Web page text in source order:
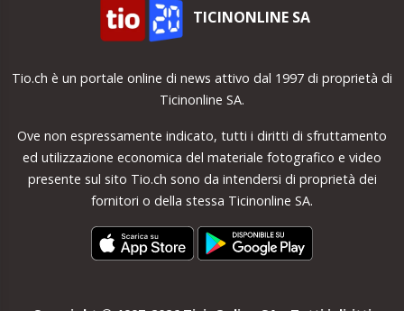
TICINONLINE SA
Tio.ch è un portale online di news attivo dal 1997 di proprietà di
Ticinonline SA.
Ove non espressamente indicato, tutti i diritti di sfruttamento
ed utilizzazione economica del materiale fotografico e video
presente sul sito Tio.ch sono da intendersi di proprietà dei
fornitori o della stessa Ticinonline SA.